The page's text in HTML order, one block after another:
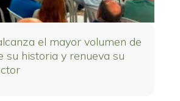
el mayor volumen de
su historia y renueva su